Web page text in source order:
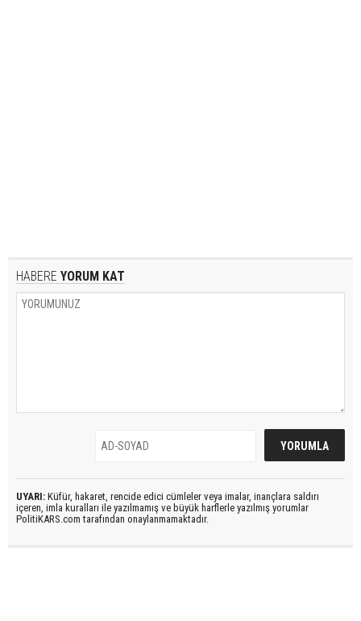
HABERE YORUM KAT
UYARI: Küfür, hakaret, rencide edici cümleler veya imalar, inançlara saldırı
içeren, imla kuralları ile yazılmamış ve büyük harflerle yazılmış yorumlar
PolitiKARS.com tarafından onaylanmamaktadır.